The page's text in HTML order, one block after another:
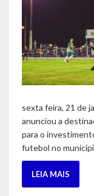
sexta feira, 21 de
anunciou a
para o
futebol no
LEIA MAIS